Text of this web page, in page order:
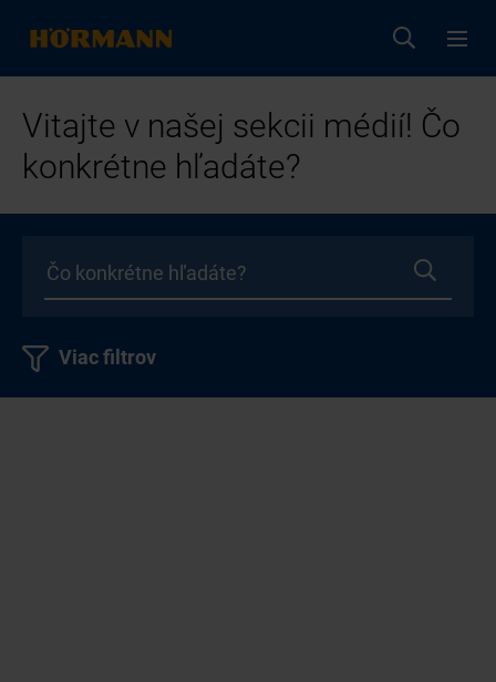
Vitajte v našej sekcii médií! Čo
konkrétne hľadáte?
Viac filtrov